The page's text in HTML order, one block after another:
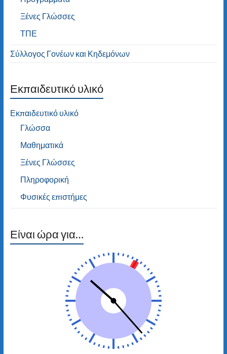
Ξένες Γλώσσες
ΤΠΕ
Σύλλογος Γονέων και Κηδεμόνων
Εκπαιδευτικό υλικό
Εκπαιδευτικό υλικό
Γλώσσα
Μαθηματικά
Ξένες Γλώσσες
Πληροφορική
Φυσικές επιστήμες
Είναι ώρα για…